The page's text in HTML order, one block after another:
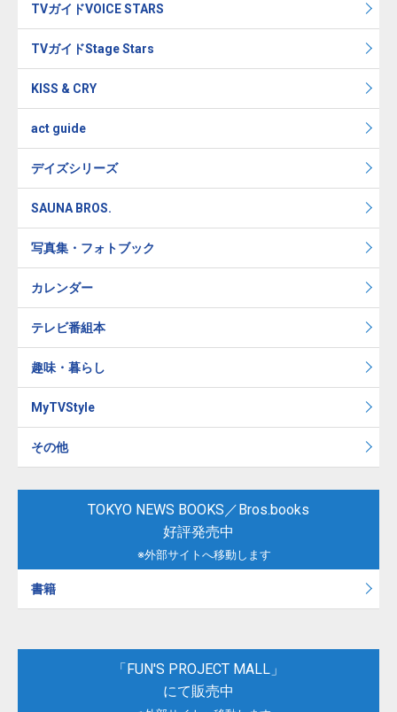
TVガイドVOICE STARS
TVガイドStage Stars
KISS & CRY
act guide
デイズシリーズ
SAUNA BROS.
写真集・フォトブック
カレンダー
テレビ番組本
趣味・暮らし
MyTVStyle
その他
TOKYO NEWS BOOKS／Bros.books
好評発売中
※外部サイトへ移動します
書籍
「FUN'S PROJECT MALL」
にて販売中